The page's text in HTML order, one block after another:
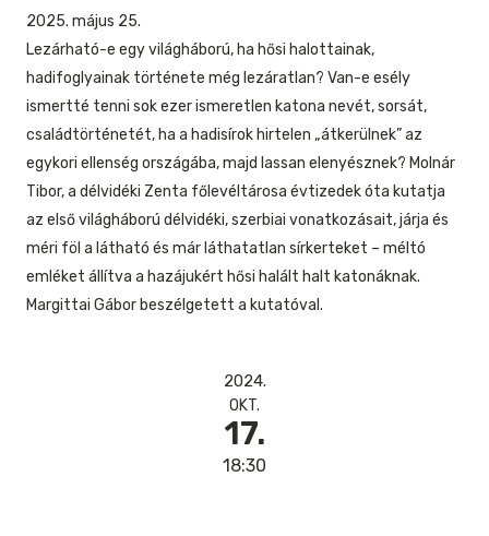
2025. május 25.
Lezárható-e egy világháború, ha hősi halottainak,
hadifoglyainak története még lezáratlan? Van-e esély
ismertté tenni sok ezer ismeretlen katona nevét, sorsát,
családtörténetét, ha a hadisírok hirtelen „átkerülnek” az
egykori ellenség országába, majd lassan elenyésznek? Molnár
Tibor, a délvidéki Zenta főlevéltárosa évtizedek óta kutatja
az első világháború délvidéki, szerbiai vonatkozásait, járja és
méri föl a látható és már láthatatlan sírkerteket – méltó
emléket állítva a hazájukért hősi halált halt katonáknak.
Margittai Gábor beszélgetett a kutatóval.
2024.
OKT.
17.
18:30